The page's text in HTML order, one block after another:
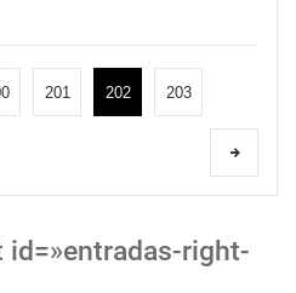
201 202 203
id=»entradas-right-